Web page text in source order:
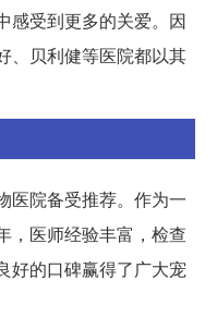
感受到更多的关爱。因
、贝利健等医院都以其
医院备受推荐。作为一
，医师经验丰富，检查
好的口碑赢得了广大宠